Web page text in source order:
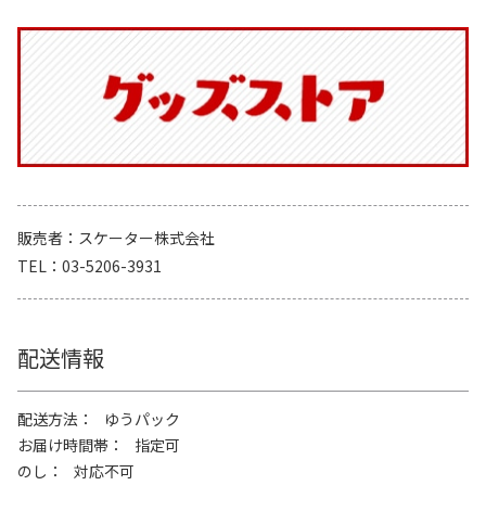
販売者
スケーター株式会社
TEL
03-5206-3931
配送情報
配送方法
ゆうパック
お届け時間帯
指定可
のし
対応不可